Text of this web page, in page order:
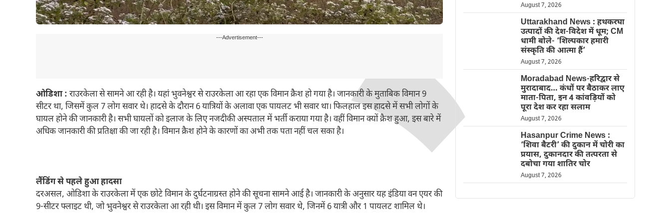
---Advertisement---
ओडिशा : राउरकेला से सामने आ रही है। यहां भुवनेश्वर से राउरकेला आ रहा एक विमान क्रैश हो गया है। जानकारी के मुताबिक विमान 9
सीटर था, जिसमें कुल 7 लोग सवार थे। हादसे के दौरान 6 यात्रियों के अलावा एक पायलट भी सवार था। फिलहाल इस हादसे में सभी लोगों के
घायल होने की जानकारी है। सभी घायलों को इलाज के लिए नजदीकी अस्पताल में भर्ती कराया गया है। वहीं विमान क्यों क्रैश हुआ, इस बारे में
अधिक जानकारी की प्रतिक्षा की जा रही है। विमान क्रैश होने के कारणों का अभी तक पता नहीं चल सका है।
लैंडिंग से पहले हुआ हादसा
दरअसल, ओडिशा के राउरकेला में एक छोटे विमान के दुर्घटनाग्रस्त होने की सूचना सामने आई है। जानकारी के अनुसार यह इंडिया वन एयर की
9-सीटर फ्लाइट थी, जो भुवनेश्वर से राउरकेला आ रही थी। इस विमान में कुल 7 लोग सवार थे, जिनमें 6 यात्री और 1 पायलट शामिल थे।
August 7, 2026
Uttarakhand News : हथकरघा
उत्पादों की देश-विदेश में धूम; CM
धामी बोले- ‘शिल्पकार हमारी
संस्कृति की आत्मा हैं’
August 7, 2026
Moradabad News-हरिद्वार से
मुरादाबाद… कंधों पर बैठाकर लाए
माता-पिता, इन 4 कांवड़ियों को
पूरा देश कर रहा सलाम
August 7, 2026
Hasanpur Crime News :
‘शिवा बैटरी’ की दुकान में चोरी का
प्रयास, दुकानदार की तत्परता से
दबोचा गया शातिर चोर
August 7, 2026